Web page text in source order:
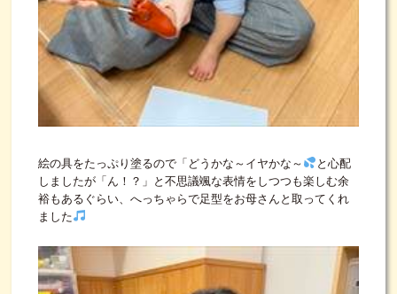
絵の具をたっぷり塗るので「どうかな～イヤかな～
と心配
しましたが「ん！？」と不思議颯な表情をしつつも楽しむ余
裕もあるぐらい、へっちゃらで足型をお母さんと取ってくれ
ました